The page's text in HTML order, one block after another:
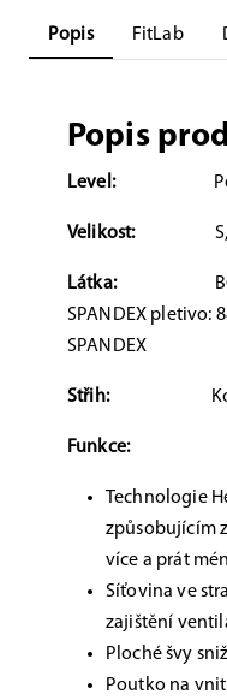
Popis FitLab
Popis
Level:
Velikost:
Látka:BODY:
SPANDEX pletivo:
SPANDEX
Střih:
Funkce:
Technologie
způsobujícím
více a prát
Síťovina ve
zajištění
Ploché švy
Poutko na